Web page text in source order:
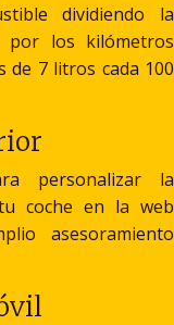
dividiendo la
por los kilómetros
de 7 litros cada 100
personalizar la
coche en la web
asesoramiento